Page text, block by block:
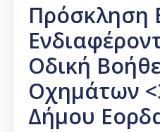
Πρόσκληση
Οδική
Οχημάτων
Δήμου